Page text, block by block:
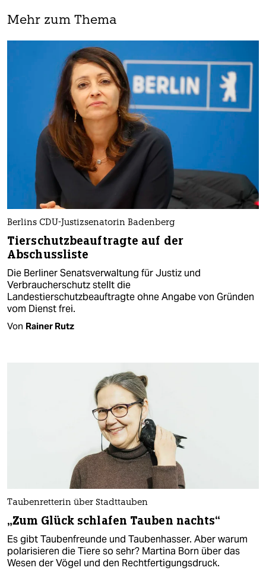
Mehr zum Thema
Berlins CDU-Justizsenatorin Badenberg
Tierschutzbeauftragte auf der
Abschussliste
Die Berliner Senatsverwaltung für Justiz und
Verbraucherschutz stellt die
Landestierschutzbeauftragte ohne Angabe von Gründen
vom Dienst frei.
Von Rainer Rutz
Taubenretterin über Stadttauben
„Zum Glück schlafen Tauben nachts“
Es gibt Taubenfreunde und Taubenhasser. Aber warum
polarisieren die Tiere so sehr? Martina Born über das
Wesen der Vögel und den Rechtfertigungsdruck.